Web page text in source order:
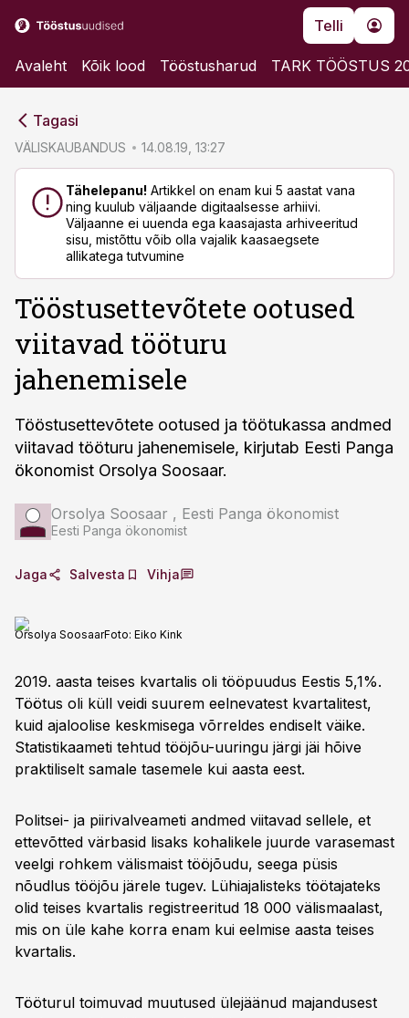
Telli
Avaleht Kõik lood Tööstusharud TARK TÖÖSTUS
Tagasi
VÄLISKAUBANDUS 14.08.19, 13:27
Tähelepanu! Artikkel on enam kui 5 aastat vana
ning kuulub väljaande digitaalsesse arhiivi.
Väljaanne ei uuenda ega kaasajasta arhiveeritud
sisu, mistõttu võib olla vajalik kaasaegsete
allikatega tutvumine
Tööstusettevõtete ootused
viitavad tööturu
jahenemisele
Tööstusettevõtete ootused ja töötukassa andmed
viitavad tööturu jahenemisele, kirjutab Eesti Panga
ökonomist Orsolya Soosaar.
Orsolya Soosaar , Eesti Panga ökonomist
Eesti Panga ökonomist
Jaga Salvesta Vihja
Orsolya SoosaarFoto: Eiko Kink
2019. aasta teises kvartalis oli tööpuudus Eestis 5,1%.
Töötus oli küll veidi suurem eelnevatest kvartalitest,
kuid ajaloolise keskmisega võrreldes endiselt väike.
Statistikaameti tehtud tööjõu-uuringu järgi jäi hõive
praktiliselt samale tasemele kui aasta eest.
Politsei- ja piirivalveameti andmed viitavad sellele, et
ettevõtted värbasid lisaks kohalikele juurde varasemast
veelgi rohkem välismaist tööjõudu, seega püsis
nõudlus tööjõu järele tugev. Lühiajalisteks töötajateks
olid teises kvartalis registreeritud 18 000 välismaalast,
mis on üle kahe korra enam kui eelmise aasta teises
kvartalis.
Tööturul toimuvad muutused ülejäänud majandusest